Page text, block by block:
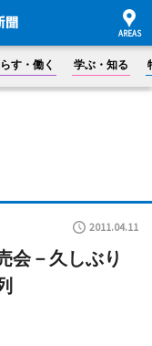
す・働く 学ぶ・知る
2011.04.11
会－久しぶり